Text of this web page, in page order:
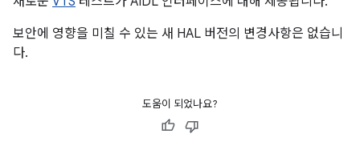
보안에 영향을 미칠 수 있는 새 HAL 버전의 변경사항은 없습니
다.
도움이 되었나요?